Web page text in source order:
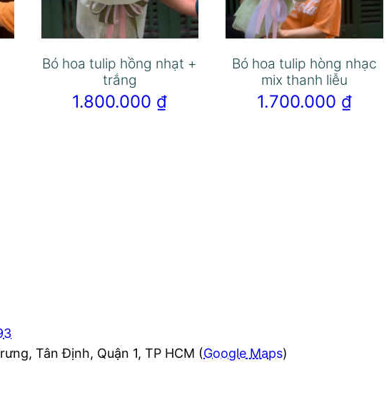
Bó hoa tulip hồng nhạt +
trắng
1.800.000 ₫
Bó hoa tulip hòng nhạc
mix thanh liễu
1.700.000 ₫
Tân Định, Quận 1, TP HCM (Google Maps)